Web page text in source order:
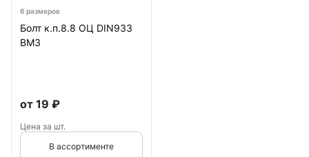
6 размеров
Болт к.п.8.8 ОЦ DIN933
ВМЗ
от 19 ₽
Цена за шт.
В ассортименте